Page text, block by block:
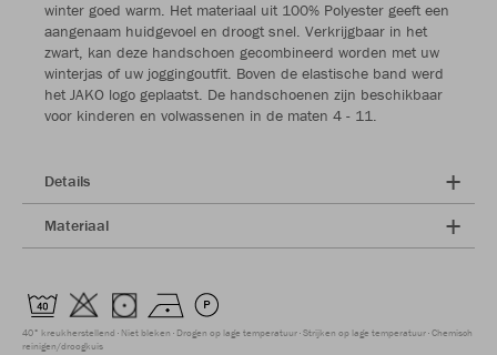
winter goed warm. Het materiaal uit 100% Polyester geeft een
aangenaam huidgevoel en droogt snel. Verkrijgbaar in het
zwart, kan deze handschoen gecombineerd worden met uw
winterjas of uw joggingoutfit. Boven de elastische band werd
het JAKO logo geplaatst. De handschoenen zijn beschikbaar
voor kinderen en volwassenen in de maten 4 - 11.
Details
Materiaal
40° kreukherstellend Niet bleken Drogen op lage temperatuur Strijken op lage temperatuur Chemisch
reinigen/droogkuis